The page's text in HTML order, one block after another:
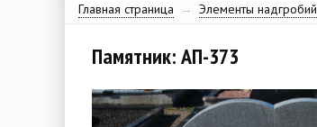
Главная страница → Элементы надгробий
Памятник: АП-373